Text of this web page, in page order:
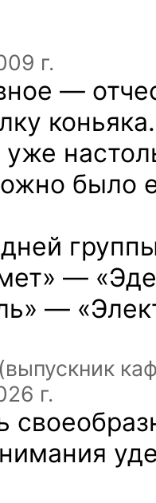
г.
—
было
—
—
г.